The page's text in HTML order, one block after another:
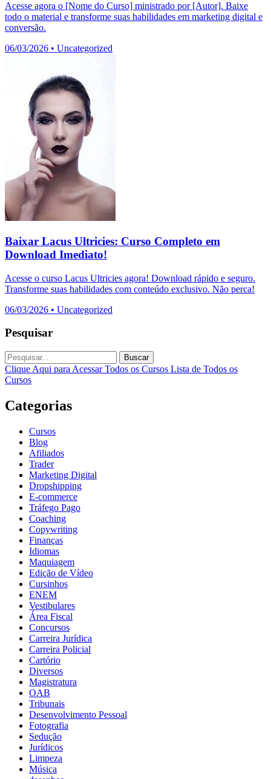
Acesse agora o [Nome do Curso] ministrado por [Autor]. Baixe
todo o material e transforme suas habilidades em marketing digital e
conversão.
06/03/2026 • Uncategorized
Baixar Lacus Ultricies: Curso Completo em
Download Imediato!
Acesse o curso Lacus Ultricies agora! Download rápido e seguro.
Transforme suas habilidades com conteúdo exclusivo. Não perca!
06/03/2026 • Uncategorized
Pesquisar
Buscar
Clique Aqui para Acessar Todos os Cursos Lista de Todos os
Cursos
Categorias
Cursos
Blog
Afiliados
Trader
Marketing Digital
Dropshipping
E-commerce
Tráfego Pago
Coaching
Copywriting
Finanças
Idiomas
Maquiagem
Edição de Vídeo
Cursinhos
ENEM
Vestibulares
Área Fiscal
Concursos
Carreira Jurídica
Carreira Policial
Cartório
Diversos
Magistratura
OAB
Tribunais
Desenvolvimento Pessoal
Fotografia
Sedução
Jurídicos
Limpeza
Música